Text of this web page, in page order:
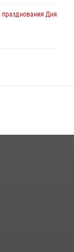
празднования Дня
при